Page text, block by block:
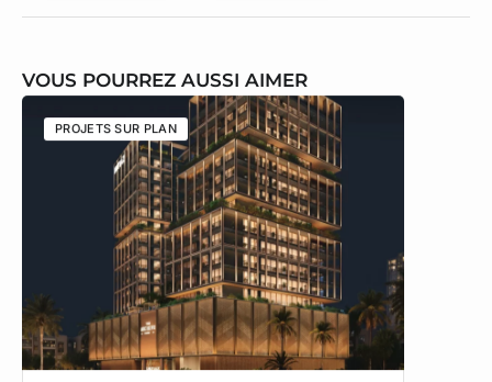
VOUS POURREZ AUSSI AIMER
PROJETS SUR PLAN